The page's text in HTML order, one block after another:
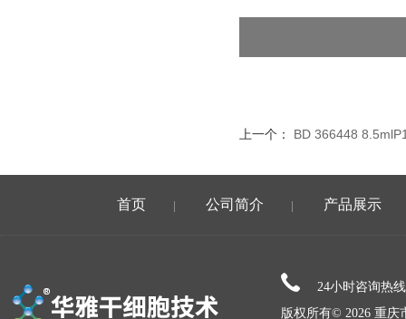
上一个： BD 366448
首页 公司简介 产品展示
24小时咨询热
版权所有© 2026 重庆